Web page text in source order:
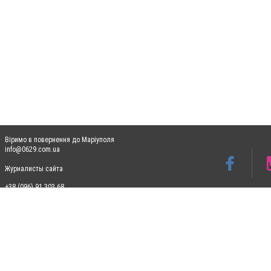
Віримо в повернення до Маріуполя
info@0629.com.ua
Журналисты сайта
+38 (096) 91 303 68